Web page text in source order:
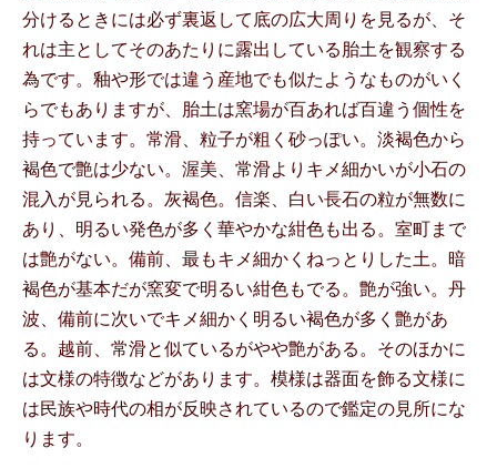
分けるときには必ず裏返して底の広大周りを見るが、そ
れは主としてそのあたりに露出している胎土を観察する
為です。釉や形では違う産地でも似たようなものがいく
らでもありますが、胎土は窯場が百あれば百違う個性を
持っています。常滑、粒子が粗く砂っぽい。淡褐色から
褐色で艶は少ない。渥美、常滑よりキメ細かいが小石の
混入が見られる。灰褐色。信楽、白い長石の粒が無数に
あり、明るい発色が多く華やかな紺色も出る。室町まで
は艶がない。備前、最もキメ細かくねっとりした土。暗
褐色が基本だが窯変で明るい紺色もでる。艶が強い。丹
波、備前に次いでキメ細かく明るい褐色が多く艶があ
る。越前、常滑と似ているがやや艶がある。そのほかに
は文様の特徴などがあります。模様は器面を飾る文様に
は民族や時代の相が反映されているので鑑定の見所にな
ります。